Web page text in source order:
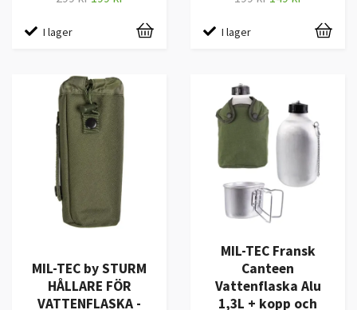
I lager I lager
MIL-TEC by STURM
HÅLLARE FÖR
VATTENFLASKA -
MIL-TEC Fransk
Canteen
Vattenflaska Alu
1,3L + kopp och